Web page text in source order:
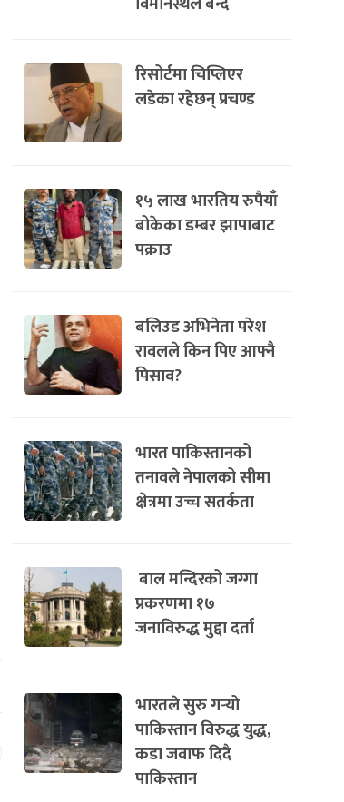
रिसोर्टमा चिप्लिएर
लडेका रहेछन् प्रचण्ड
१५ लाख भारतिय रुपैयाँ
बोकेका डम्बर झापाबाट
पक्राउ
बलिउड अभिनेता परेश
रावलले किन पिए आफ्नै
पिसाव?
भारत पाकिस्तानको
तनावले नेपालको सीमा
क्षेत्रमा उच्च सतर्कता
बाल मन्दिरको जग्गा
प्रकरणमा १७
जनाविरुद्ध मुद्दा दर्ता
भारतले सुरु गर्‍यो
पाकिस्तान विरुद्ध युद्ध,
कडा जवाफ दिदै
पाकिस्तान